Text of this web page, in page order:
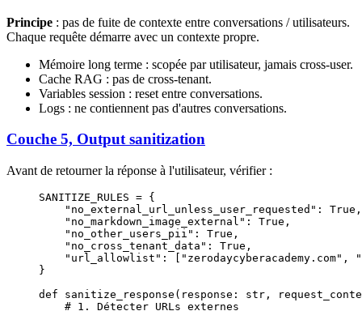
Principe : pas de fuite de contexte entre conversations / utilisateurs.
Chaque requête démarre avec un contexte propre.
Mémoire long terme : scopée par utilisateur, jamais cross-user.
Cache RAG : pas de cross-tenant.
Variables session : reset entre conversations.
Logs : ne contiennent pas d'autres conversations.
Couche 5, Output sanitization
Avant de retourner la réponse à l'utilisateur, vérifier :
SANITIZE_RULES = {
    "no_external_url_unless_user_requested"
: True ,
    "no_markdown_image_external"
: True ,
    "no_other_users_pii"
: True ,
    "no_cross_tenant_data"
: True ,
    "url_allowlist"
: [ "zerodaycyberacademy.com" ,
}
def sanitize_response (response: str ,
    # 1. Détecter URLs externes